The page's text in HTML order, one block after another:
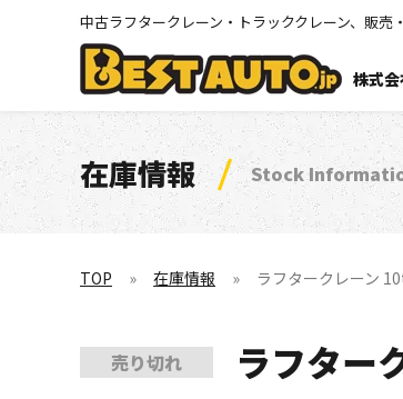
中古ラフタークレーン・トラッククレーン、販売
株式
在庫情報 Stock
TOP 在庫情報 ラフタークレーン
売り切れ ラフター